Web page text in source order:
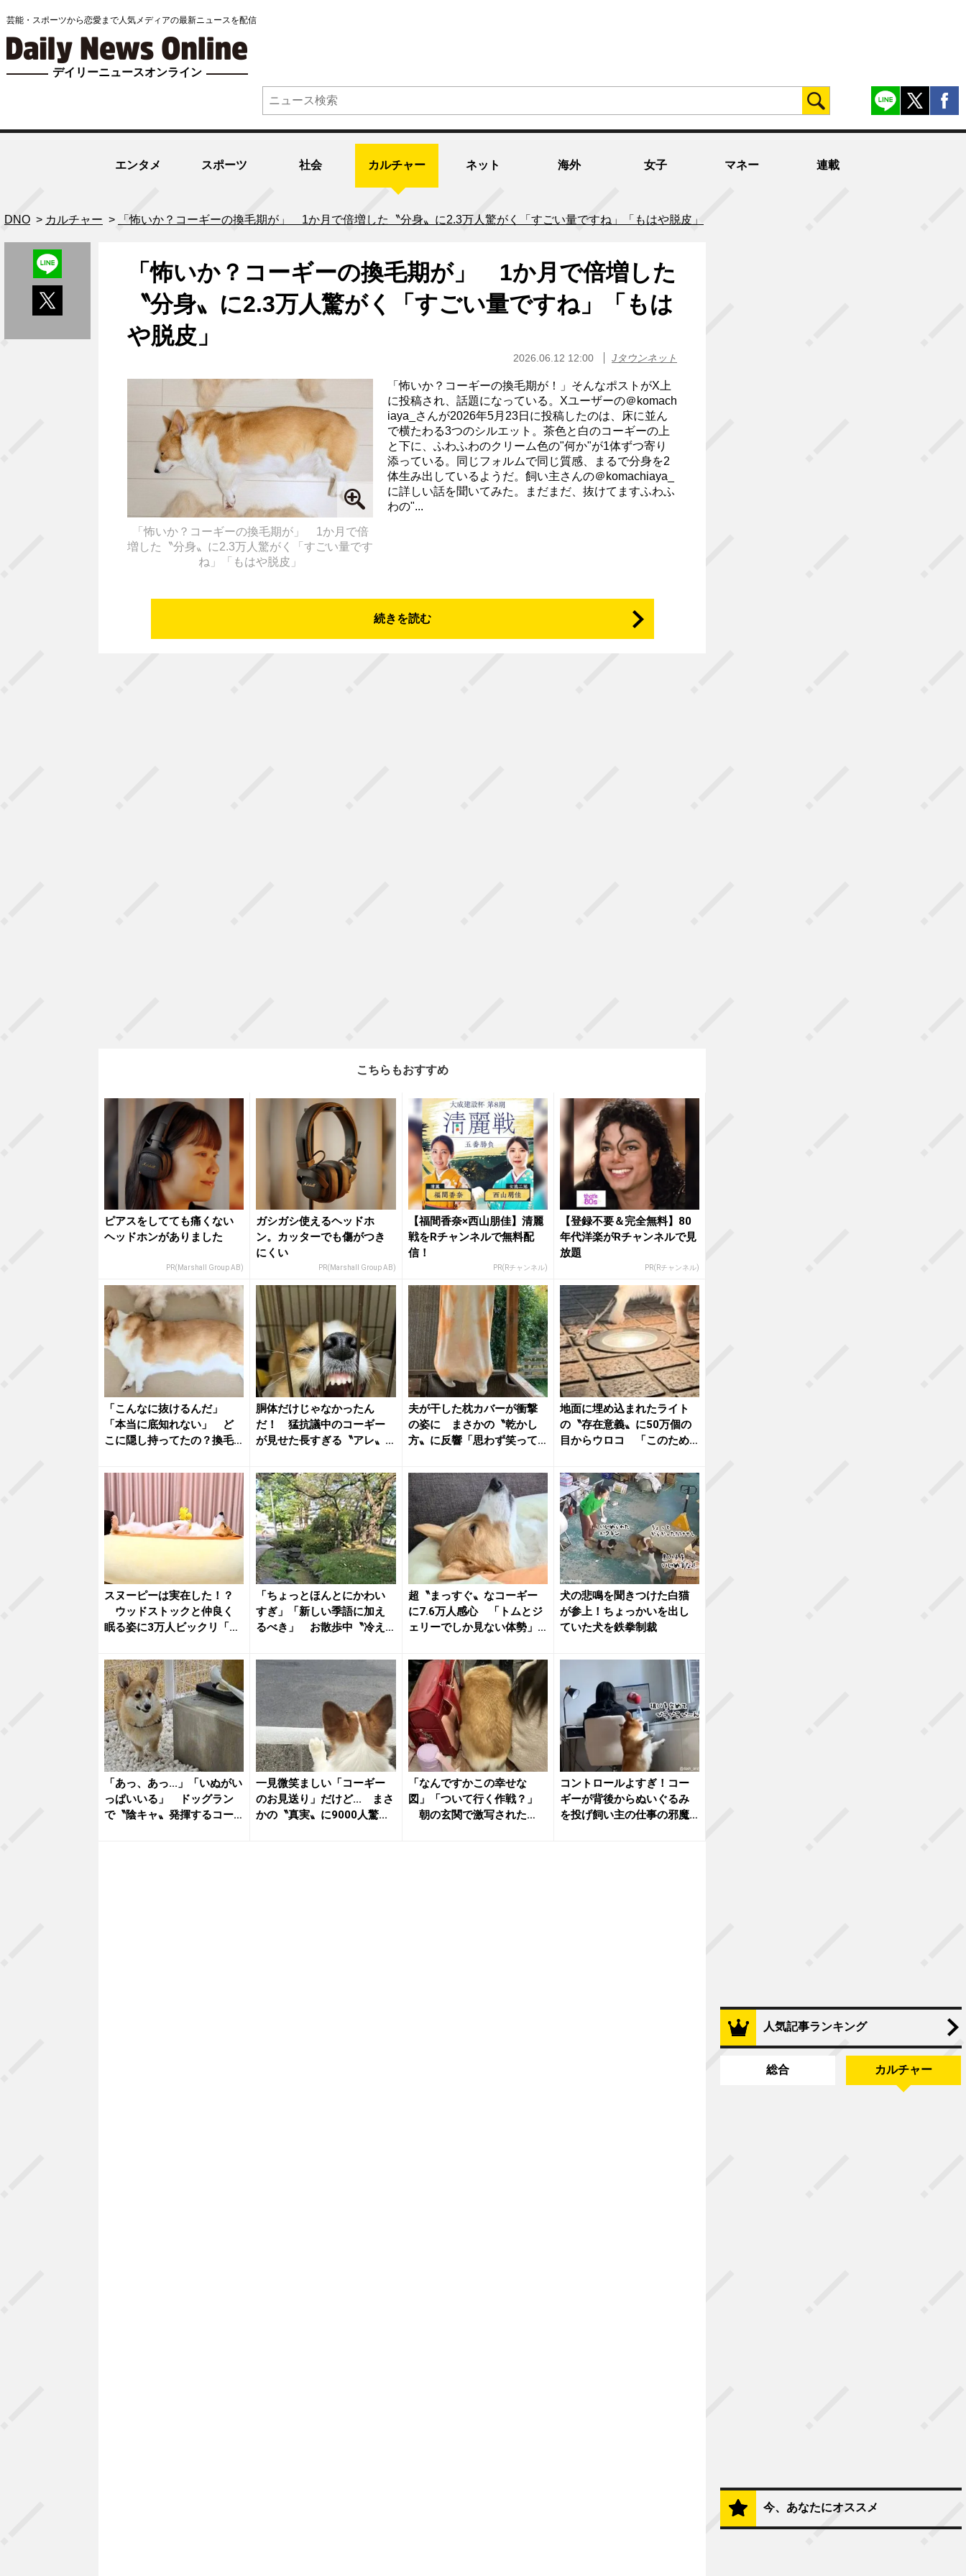
芸能・スポーツから恋愛まで人気メディアの最新ニュースを配信
デイリーニュースオンライン
エンタメ スポーツ 社会 カルチャー ネット 海外 女子 マネー 連載
DNO > カルチャー > 「怖いか？コーギーの換毛期が」 1か月で倍増した〝分身〟に2.3万人驚がく「すごい量ですね」「もはや脱皮」
「怖いか？コーギーの換毛期が」 1か月で倍増した
〝分身〟に2.3万人驚がく「すごい量ですね」「もは
や脱皮」
2026.06.12 12:00 Jタウンネット
「怖いか？コーギーの換毛期が」 1か月で倍
増した〝分身〟に2.3万人驚がく「すごい量です
ね」「もはや脱皮」
「怖いか？コーギーの換毛期が！」そんなポストがX上
に投稿され、話題になっている。Xユーザーの＠komach
iaya_さんが2026年5月23日に投稿したのは、床に並ん
で横たわる3つのシルエット。茶色と白のコーギーの上
と下に、ふわふわのクリーム色の"何か"が1体ずつ寄り
添っている。同じフォルムで同じ質感、まるで分身を2
体生み出しているようだ。飼い主さんの＠komachiaya_
に詳しい話を聞いてみた。まだまだ、抜けてますふわふ
わの"...
続きを読む
こちらもおすすめ
ピアスをしてても痛くない
ヘッドホンがありました
PR(Marshall Group AB)
ガシガシ使えるヘッドホ
ン。カッターでも傷がつき
にくい
PR(Marshall Group AB)
【福間香奈×西山朋佳】清麗
戦をRチャンネルで無料配
信！
PR(Rチャンネル)
【登録不要＆完全無料】80
年代洋楽がRチャンネルで見
放題
PR(Rチャンネル)
「こんなに抜けるんだ」
「本当に底知れない」 ど
こに隠し持ってたの？換毛
胴体だけじゃなかったん
だ！ 猛抗議中のコーギー
が見せた長すぎる〝アレ〟
夫が干した枕カバーが衝撃
の姿に まさかの〝乾かし
方〟に反響「思わず笑って
地面に埋め込まれたライト
の〝存在意義〟に50万個の
目からウロコ 「このため
スヌーピーは実在した！？
ウッドストックと仲良く
眠る姿に3万人ビックリ「完
「ちょっとほんとにかわい
すぎ」「新しい季語に加え
るべき」 お散歩中〝冷え
超〝まっすぐ〟なコーギー
に7.6万人感心 「トムとジ
ェリーでしか見ない体勢」
犬の悲鳴を聞きつけた白猫
が参上！ちょっかいを出し
ていた犬を鉄拳制裁
「あっ、あっ...」「いぬがい
っぱいいる」 ドッグラン
で〝陰キャ〟発揮するコー
一見微笑ましい「コーギー
のお見送り」だけど... まさ
かの〝真実〟に9000人驚...
「なんですかこの幸せな
図」「ついて行く作戦？」
朝の玄関で激写された
コントロールよすぎ！コー
ギーが背後からぬいぐるみ
を投げ飼い主の仕事の邪魔
人気記事ランキング
総合 カルチャー
今、あなたにオススメ